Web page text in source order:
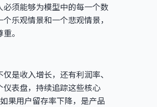
须能够为模型中的每一个数
乐观情景和一个悲观情景，
。
是收入增长，还有利润率、
表盘，持续追踪这些核心
果用户留存率下降，是产品